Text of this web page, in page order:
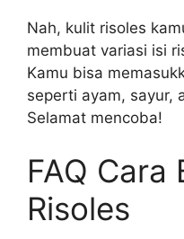
Nah, kulit risoles
membuat variasi isi
Kamu bisa
seperti ayam, sayur,
Selamat mencoba!
FAQ Cara
Risoles